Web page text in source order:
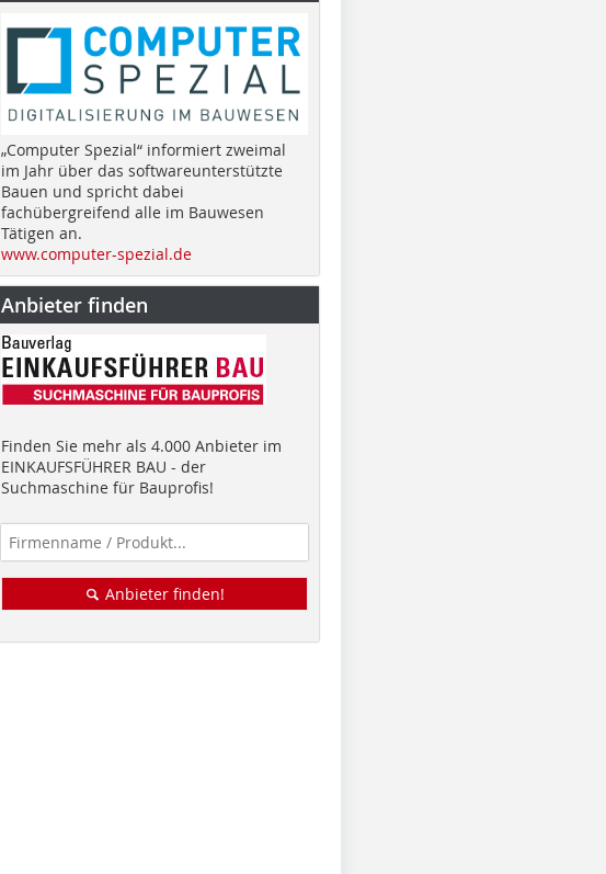
„Computer Spezial“ informiert zweimal
im Jahr über das softwareunterstützte
Bauen und spricht dabei
fachübergreifend alle im Bauwesen
Tätigen an.
www.computer-spezial.de
Anbieter finden
Finden Sie mehr als 4.000 Anbieter im
EINKAUFSFÜHRER BAU - der
Suchmaschine für Bauprofis!
Anbieter finden!